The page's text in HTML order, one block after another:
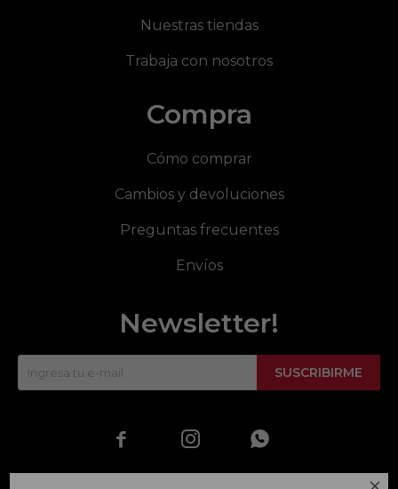
Nuestras tiendas
Trabaja con nosotros
Compra
Cómo comprar
Cambios y devoluciones
Preguntas frecuentes
Envíos
Newsletter!
SUSCRIBIRME
  